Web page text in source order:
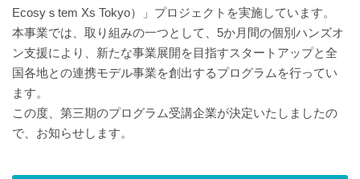
Ecosyｓtem Xs Tokyo）」プロジェクトを実施しています。
本事業では、取り組みの一つとして、5か月間の個別ハンズオ
ン支援により、新たな事業展開を目指すスタートアップと全
国各地との連携モデル事業を創出するプログラムを行ってい
ます。
この度、第三期のプログラム受講企業が決定いたしましたの
で、お知らせします。